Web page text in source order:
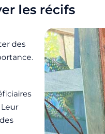
les récifs
des